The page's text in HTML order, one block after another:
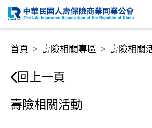
首頁 壽險相關專區 壽險相關
回上一頁
壽險相關活動